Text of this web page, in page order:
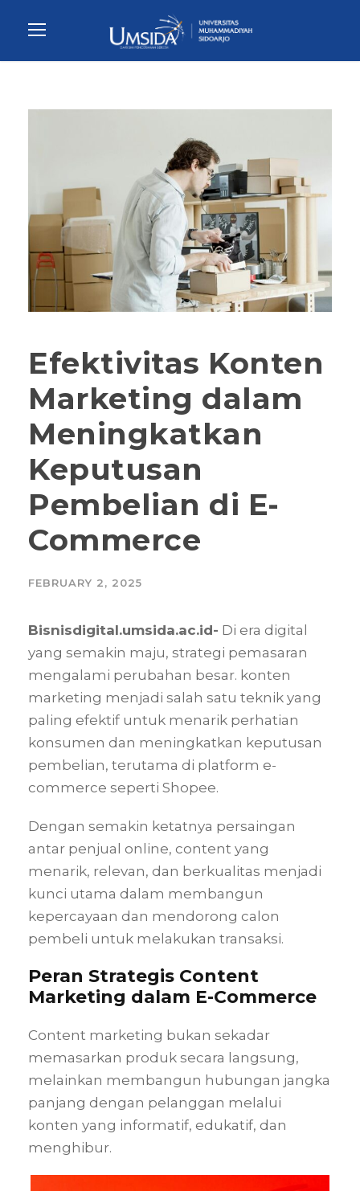
Efektivitas Konten
Marketing dalam
Meningkatkan
Keputusan
Pembelian di E-
Commerce
FEBRUARY 2, 2025
Bisnisdigital.umsida.ac.id- Di era digital
yang semakin maju, strategi pemasaran
mengalami perubahan besar. konten
marketing menjadi salah satu teknik yang
paling efektif untuk menarik perhatian
konsumen dan meningkatkan keputusan
pembelian, terutama di platform e-
commerce seperti Shopee.
Dengan semakin ketatnya persaingan
antar penjual online, content yang
menarik, relevan, dan berkualitas menjadi
kunci utama dalam membangun
kepercayaan dan mendorong calon
pembeli untuk melakukan transaksi.
Peran Strategis Content
Marketing dalam E-Commerce
Content marketing bukan sekadar
memasarkan produk secara langsung,
melainkan membangun hubungan jangka
panjang dengan pelanggan melalui
konten yang informatif, edukatif, dan
menghibur.